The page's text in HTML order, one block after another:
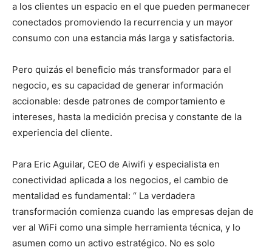
a los clientes un espacio en el que pueden permanecer
conectados promoviendo la recurrencia y un mayor
consumo con una estancia más larga y satisfactoria.
Pero quizás el beneficio más transformador para el
negocio, es su capacidad de generar información
accionable: desde patrones de comportamiento e
intereses, hasta la medición precisa y constante de la
experiencia del cliente.
Para Eric Aguilar, CEO de Aiwifi y especialista en
conectividad aplicada a los negocios, el cambio de
mentalidad es fundamental: “ La verdadera
transformación comienza cuando las empresas dejan de
ver al WiFi como una simple herramienta técnica, y lo
asumen como un activo estratégico. No es solo